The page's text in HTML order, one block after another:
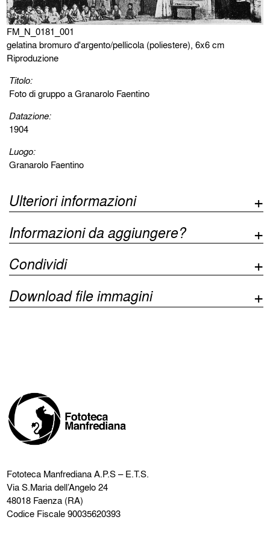
FM_N_0181_001
gelatina bromuro d'argento/pellicola (poliestere), 6x6 cm
Riproduzione
Titolo:
Foto di gruppo a Granarolo Faentino
Datazione:
1904
Luogo:
Granarolo Faentino
Ulteriori informazioni
Informazioni da aggiungere?
Condividi
Download file immagini
Fototeca ManfredianaA.P.S – E.T.S.
Via S.Maria dell’Angelo 24
48018 Faenza (RA)
Codice Fiscale 90035620393